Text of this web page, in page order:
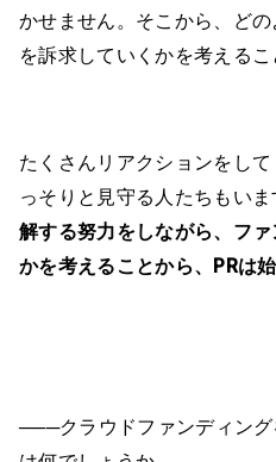
かせません。そこから、ど
を訴求していくかを考えるこ
たくさんリアクションをし
っそりと見守る人たちもいま
解する努力をしながら、フ
かを考えることから、PRは
───クラウドファンディング